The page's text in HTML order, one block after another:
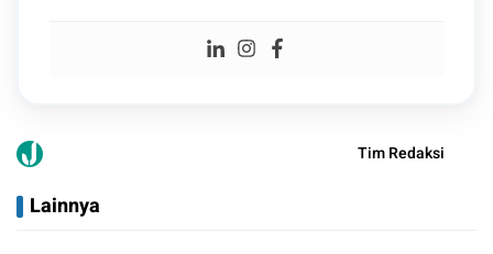
Tim Redaksi
Lainnya